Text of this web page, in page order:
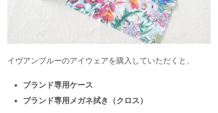
イヴアンブルーのアイウェアを購入していただくと、
ブランド専用ケース
ブランド専用メガネ拭き（クロス）